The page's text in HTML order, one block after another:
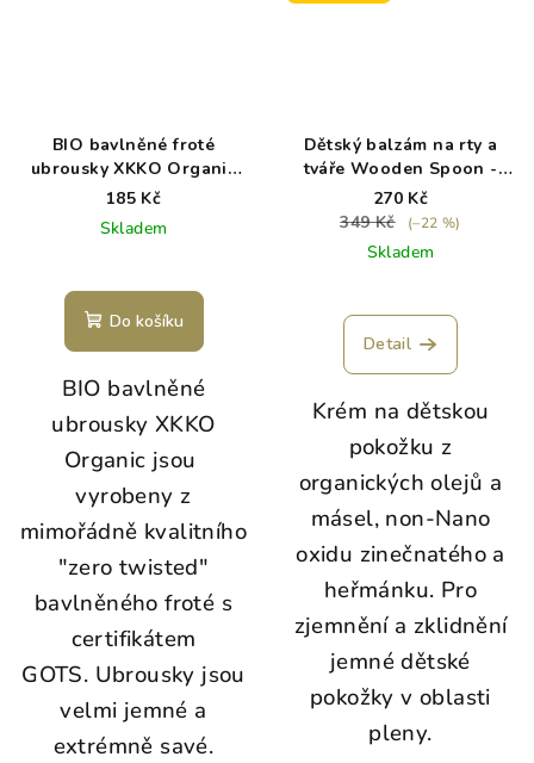
BIO bavlněné froté
ubrousky XKKO Organic
21x21- Silver
185 Kč
Skladem
Do košíku
BIO bavlněné
ubrousky XKKO
Organic jsou
vyrobeny z
mimořádně kvalitního
"zero twisted"
bavlněného froté s
certifikátem
GOTS. Ubrousky jsou
velmi jemné a
extrémně savé.
Dětský balzám na rty a
tváře Wooden Spoon -
exp. 3/26
270 Kč
349 Kč
(–22 %)
Skladem
Detail
Krém na dětskou
pokožku z
organických olejů a
másel, non-Nano
oxidu zinečnatého a
heřmánku. Pro
zjemnění a zklidnění
jemné dětské
pokožky v oblasti
pleny.